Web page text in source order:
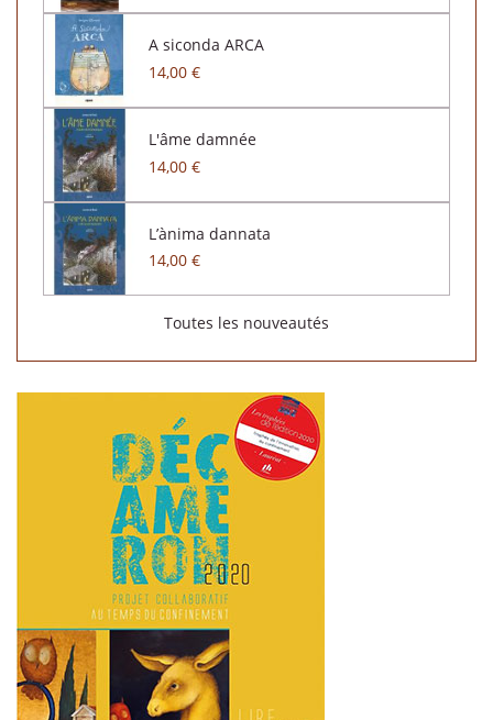
A siconda ARCA
14,00 €
L'âme damnée
14,00 €
L’ànima dannata
14,00 €
Toutes les nouveautés